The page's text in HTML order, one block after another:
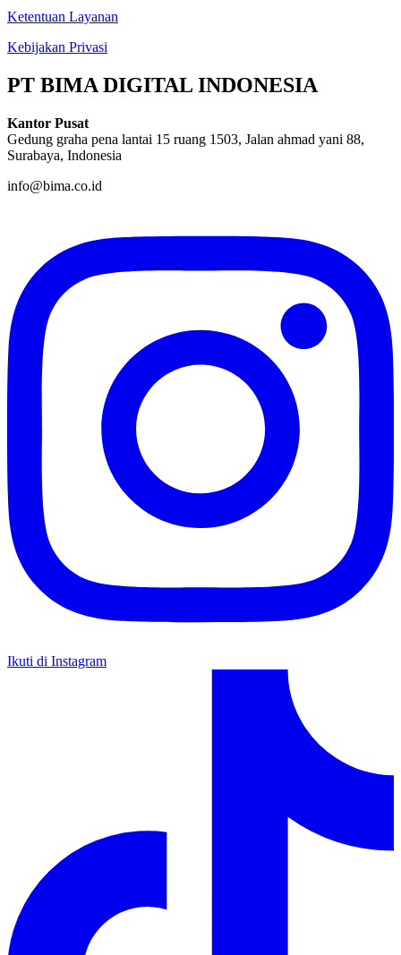
Ketentuan Layanan
Kebijakan Privasi
PT BIMA DIGITAL INDONESIA
Kantor Pusat
Gedung graha pena lantai 15 ruang 1503, Jalan ahmad yani 88,
Surabaya, Indonesia
info@bima.co.id
Ikuti di Instagram